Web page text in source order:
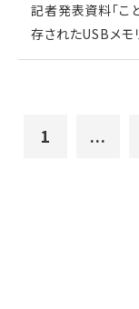
記者発表資料「こ
存されたUSBメモ
1 ...